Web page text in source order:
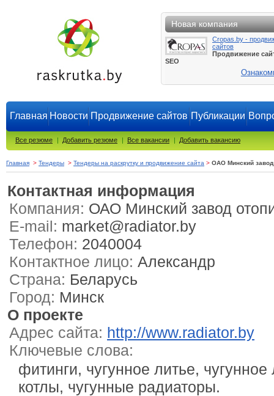
Новая компания
Cropas.by -
сайтов
Продвижение
SEO
Главная Новости Продвижение сайтов Публикации
Все резюме | Добавить резюме | Все вакансии | Добавить вакансию
Главная > Тендеры > Тендеры на раскрутку и продвижение сайта > ОАО Минский завод
Контактная информация
Компания: ОАО Минский завод
E-mail: market@radiator.by
Телефон: 2040004
Контактное лицо: Александр
Страна: Беларусь
Город: Минск
О проекте
Адрес сайта: http://www.radiator.by
Ключевые слова:
фитинги, чугунное литье,
котлы, чугунные радиаторы.